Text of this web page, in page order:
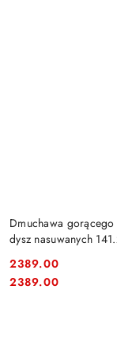
Dmuchawa
dysz nasuwanych
Cena:
2389.00
Cena:
2389.00